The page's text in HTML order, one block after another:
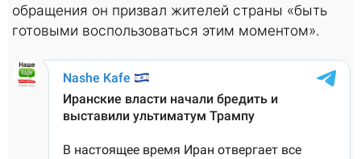
обращения он призвал жителей страны «быть
готовыми воспользоваться этим моментом».